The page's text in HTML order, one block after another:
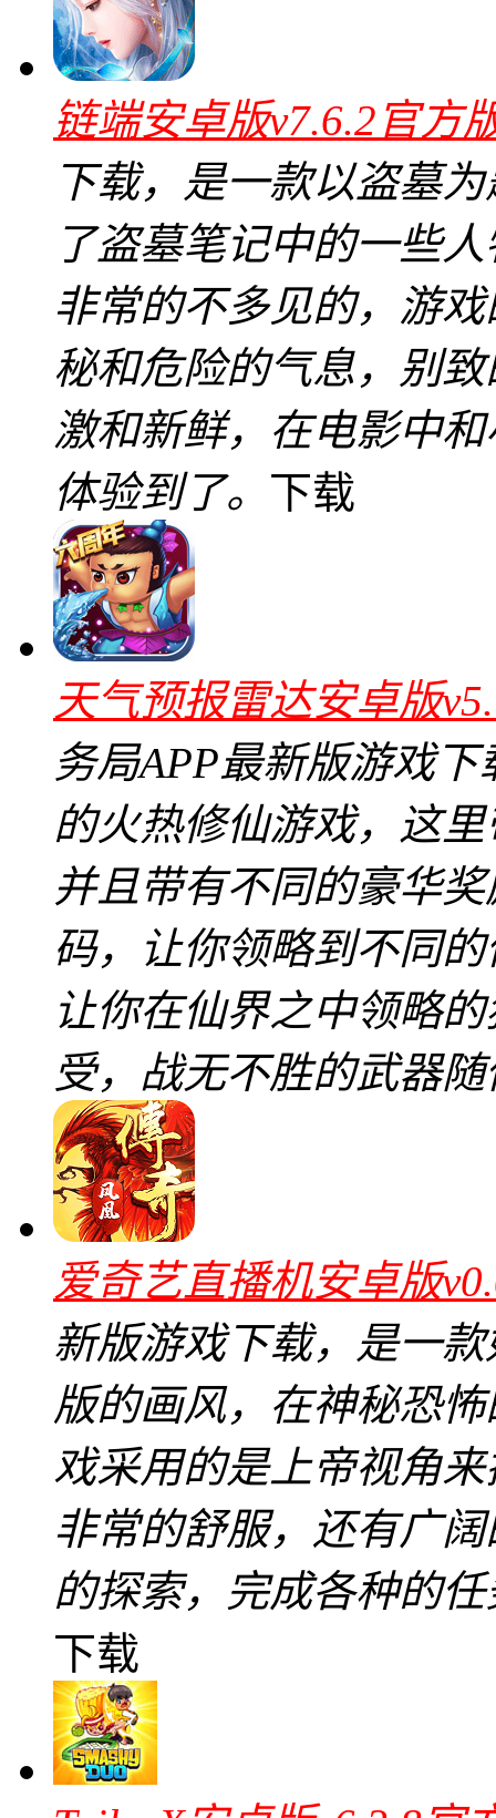
链端安卓版v7.6.2官方
下载，是一款以盗墓
了盗墓笔记中的一些
非常的不多见的，游
秘和危险的气息，别
激和新鲜，在电影中
体验到了。 下载
天气预报雷达安卓版
务局APP最新版游戏
的火热修仙游戏，这
并且带有不同的豪华
码，让你领略到不同
让你在仙界之中领略
受，战无不胜的武器
爱奇艺直播机安卓版
新版游戏下载，是一
版的画风，在神秘恐
戏采用的是上帝视角
非常的舒服，还有广
的探索，完成各种的
下载